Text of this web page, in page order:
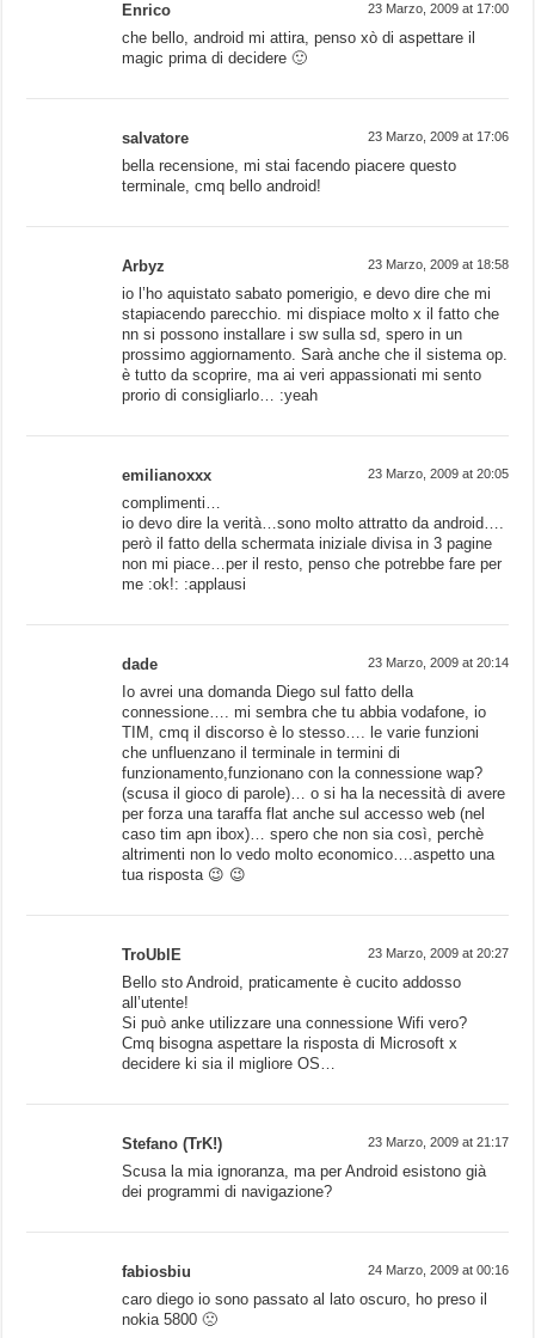
Enrico 23 Marzo, 2009 at 17:00
che bello, android mi attira, penso xò di aspettare il
magic prima di decidere 🙂
salvatore 23 Marzo, 2009 at 17:06
bella recensione, mi stai facendo piacere questo
terminale, cmq bello android!
Arbyz 23 Marzo, 2009 at 18:58
io l’ho aquistato sabato pomerigio, e devo dire che mi
stapiacendo parecchio. mi dispiace molto x il fatto che
nn si possono installare i sw sulla sd, spero in un
prossimo aggiornamento. Sarà anche che il sistema op.
è tutto da scoprire, ma ai veri appassionati mi sento
prorio di consigliarlo… :yeah
emilianoxxx 23 Marzo, 2009 at 20:05
complimenti…
io devo dire la verità…sono molto attratto da android….
però il fatto della schermata iniziale divisa in 3 pagine
non mi piace…per il resto, penso che potrebbe fare per
me :ok!: :applausi
dade 23 Marzo, 2009 at 20:14
Io avrei una domanda Diego sul fatto della
connessione…. mi sembra che tu abbia vodafone, io
TIM, cmq il discorso è lo stesso…. le varie funzioni
che unfluenzano il terminale in termini di
funzionamento,funzionano con la connessione wap?
(scusa il gioco di parole)… o si ha la necessità di avere
per forza una taraffa flat anche sul accesso web (nel
caso tim apn ibox)… spero che non sia così, perchè
altrimenti non lo vedo molto economico….aspetto una
tua risposta 😉 😉
TroUblE 23 Marzo, 2009 at 20:27
Bello sto Android, praticamente è cucito addosso
all’utente!
Si può anke utilizzare una connessione Wifi vero?
Cmq bisogna aspettare la risposta di Microsoft x
decidere ki sia il migliore OS…
Stefano (TrK!) 23 Marzo, 2009 at 21:17
Scusa la mia ignoranza, ma per Android esistono già
dei programmi di navigazione?
fabiosbiu 24 Marzo, 2009 at 00:16
caro diego io sono passato al lato oscuro, ho preso il
nokia 5800 🙁